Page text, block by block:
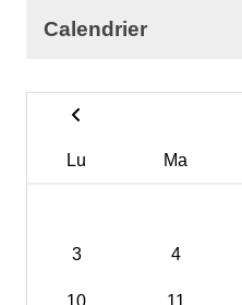
Calendrier
Lu Ma
3 4
10 11